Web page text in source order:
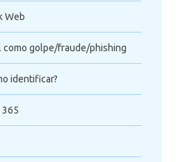
Web
como golpe/fraude/phishing
identificar?
365